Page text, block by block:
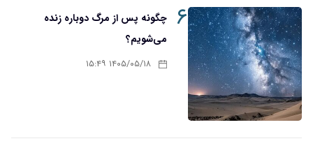
۶ چگونه پس از مرگ دوباره زنده
می‌شویم؟
۱۴۰۵/۰۵/۱۸ ۱۵:۴۹